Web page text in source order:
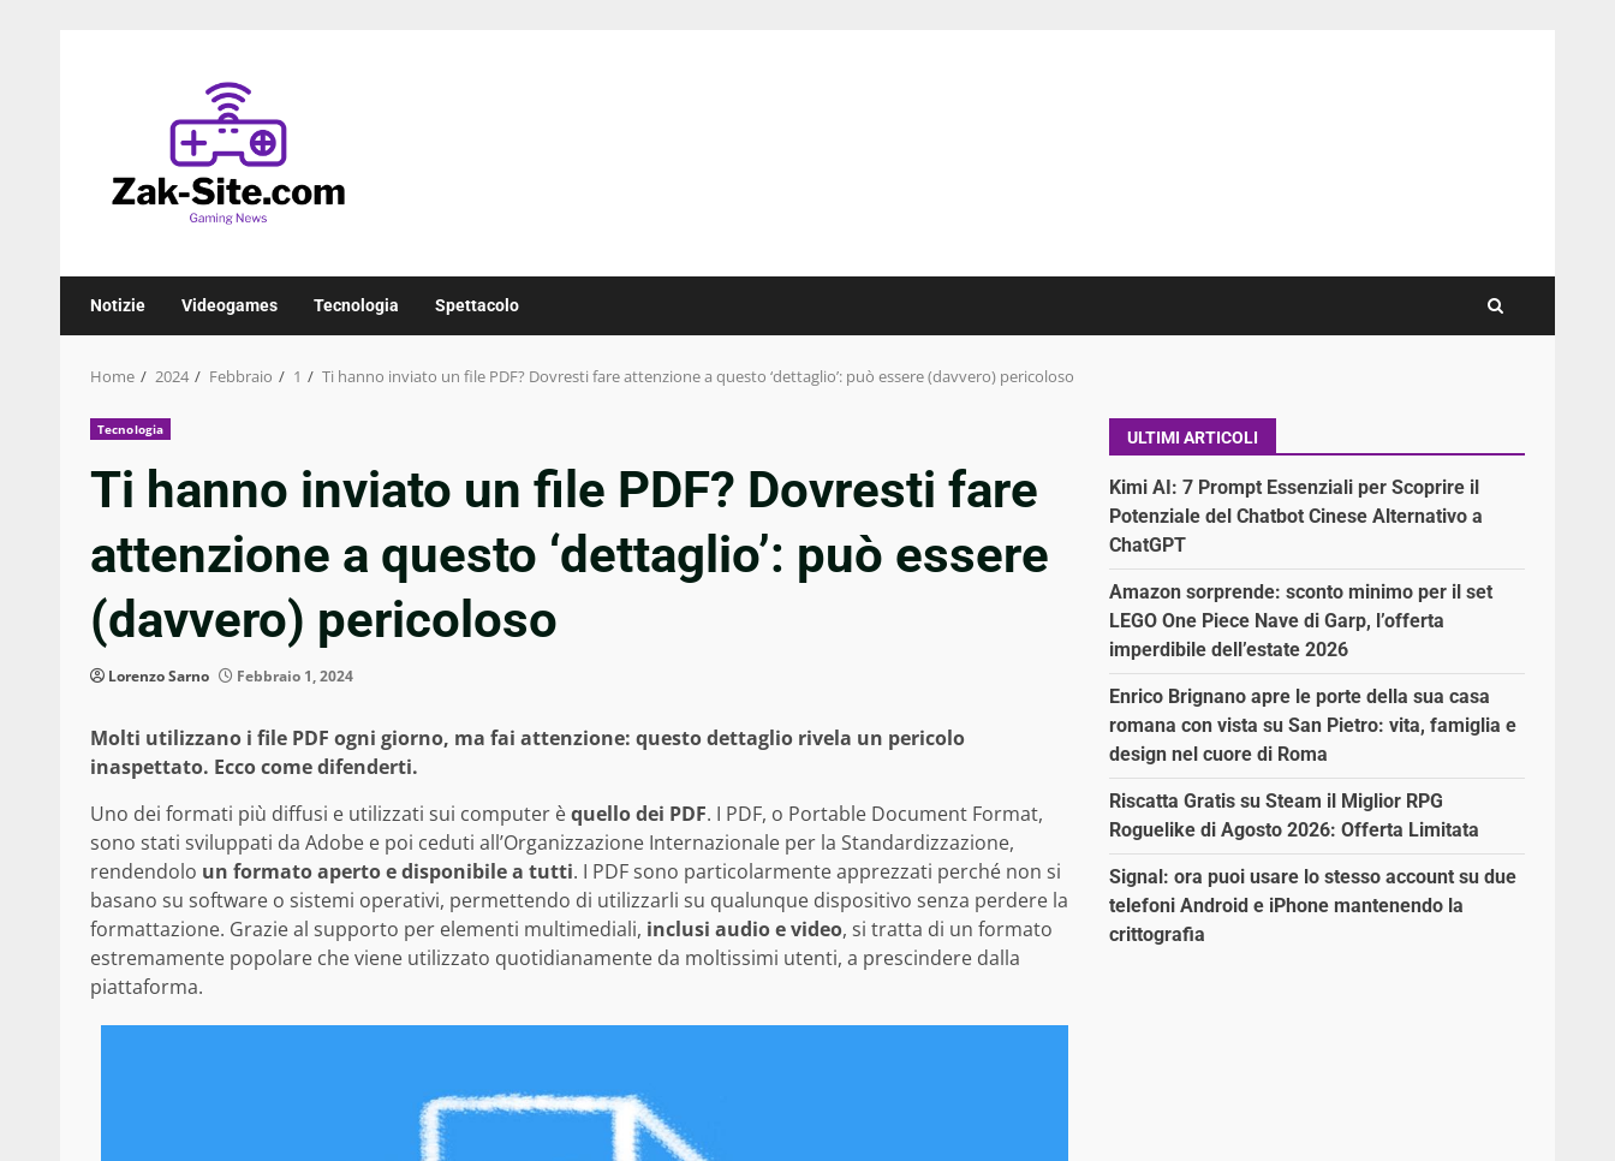
Notizie Videogames Tecnologia Spettacolo
Home 2024 Febbraio 1 Ti hanno inviato un file PDF? Dovresti fare attenzione a questo ‘dettaglio’: può essere (davvero) pericoloso
Tecnologia
Ti hanno inviato un file PDF? Dovresti fare
attenzione a questo ‘dettaglio’: può essere
(davvero) pericoloso
Lorenzo Sarno Febbraio 1, 2024
Molti utilizzano i file PDF ogni giorno, ma fai attenzione: questo dettaglio rivela un pericolo
inaspettato. Ecco come difenderti.
Uno dei formati più diffusi e utilizzati sui computer èquello dei PDF. I PDF, o Portable Document Format,
sono stati sviluppati da Adobe e poi ceduti all’Organizzazione Internazionale per la Standardizzazione,
rendendolo un formato aperto e disponibile a tutti. I PDF sono particolarmente apprezzati perché non si
basano su software o sistemi operativi, permettendo di utilizzarli su qualunque dispositivo senza perdere la
formattazione. Grazie al supporto per elementi multimediali, inclusi audio e video, si tratta di un formato
estremamente popolare che viene utilizzato quotidianamente da moltissimi utenti, a prescindere dalla
piattaforma.
ULTIMI ARTICOLI
Kimi AI: 7 Prompt Essenziali per Scoprire il
Potenziale del Chatbot Cinese Alternativo a
ChatGPT
Amazon sorprende: sconto minimo per il set
LEGO One Piece Nave di Garp, l’offerta
imperdibile dell’estate 2026
Enrico Brignano apre le porte della sua casa
romana con vista su San Pietro: vita, famiglia e
design nel cuore di Roma
Riscatta Gratis su Steam il Miglior RPG
Roguelike di Agosto 2026: Offerta Limitata
Signal: ora puoi usare lo stesso account su due
telefoni Android e iPhone mantenendo la
crittografia